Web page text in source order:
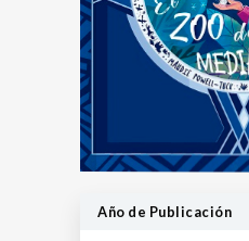
Año de Publicación